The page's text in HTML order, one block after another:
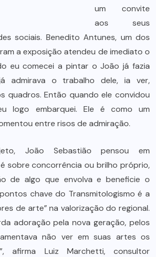
um convite
aos seus
sociais. Benedito Antunes, um dos
a exposição atendeu de imediato o
eu comecei a pintar o João já fazia
admirava o trabalho dele, ia ver,
quadros. Então quando ele convidou
logo embarquei. Ele é como um
entre risos de admiração.
João Sebastião pensou em
sobre concorrência ou brilho próprio,
de algo que envolva e beneficie o
chave do Transmitologismo é a
de arte” na valorização do regional.
adoração pela nova geração, pelos
não ver em suas artes os
afirma Luiz Marchetti, consultor